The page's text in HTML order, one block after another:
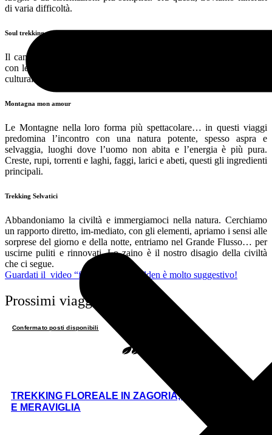
di varia difficoltà.
Soul trekking
Il cammino ci conduce a incontri insoliti, ci permette di interagire
con le micro economie locali e consente scambi sul piano umano e
culturale. Perché l’anima del luogo sta nelle anime che lo vivono.
Montagna mon amour
Le Montagne nella loro forma più spettacolare… in questi viaggi
predomina l’incontro con una natura potente, spesso aspra e
selvaggia, luoghi dove l’uomo non abita e l’energia è più pura.
Creste, rupi, torrenti e laghi, faggi, larici e abeti, questi gli ingredienti
principali.
Trekking Selvatici
Abbandoniamo la civiltà e immergiamoci nella natura. Cerchiamo
un rapporto diretto, im-mediato, con gli elementi, apriamo i sensi alle
sorprese del giorno e della notte, entriamo nel Grande Flusso… per
uscirne puliti e rinnovati. Lo zaino è il nostro disagio della civiltà
che ci segue.
Guardati il video “fondativo” di Walden è molto suggestivo!
Prossimi viaggi
Confermato posti disponibili
TREKKING FLOREALE IN ZAGORIA, TERRA DI PONTI
E MERAVIGLIA